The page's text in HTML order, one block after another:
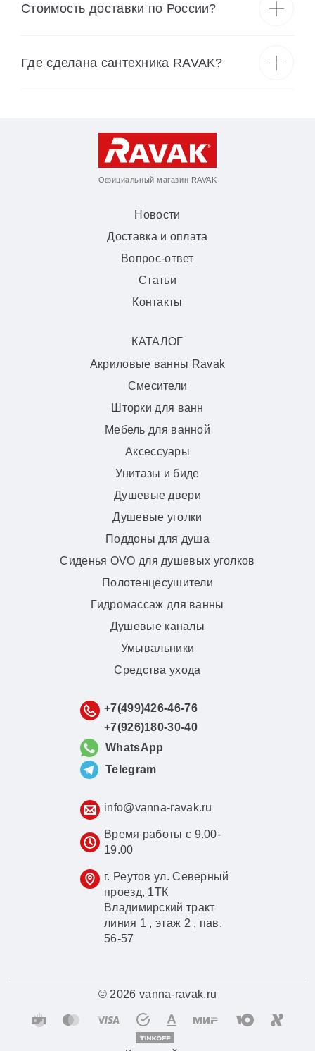
Cтоимость доставки по России?
Где сделана сантехника RAVAK?
Официальный магазин RAVAK
Новости
Доставка и оплата
Вопрос-ответ
Статьи
Контакты
КАТАЛОГ
Акриловые ванны Ravak
Смесители
Шторки для ванн
Мебель для ванной
Аксессуары
Унитазы и биде
Душевые двери
Душевые уголки
Поддоны для душа
Сиденья OVO для душевых уголков
Полотенцесушители
Гидромассаж для ванны
Душевые каналы
Умывальники
Средства ухода
+7(499)426-46-76
+7(926)180-30-40
WhatsApp
Telegram
info@vanna-ravak.ru
Время работы с 9.00-
19.00
г. Реутов ул. Северный
проезд, 1ТК
Владимирский тракт
линия 1 , этаж 2 , пав.
56-57
© 2026 vanna-ravak.ru